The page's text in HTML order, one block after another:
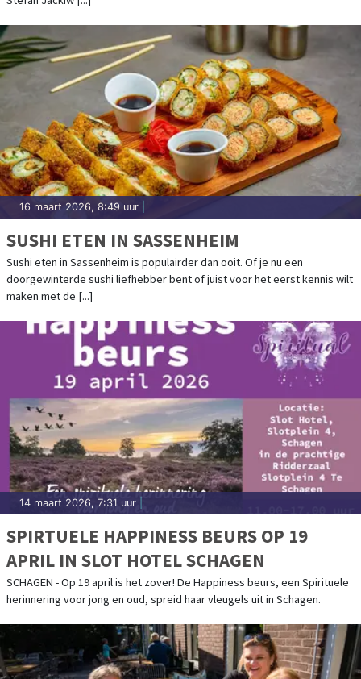
16 maart 2026, 8:49 uur
SUSHI ETEN IN SASSENHEIM
Sushi eten in Sassenheim is populairder dan ooit. Of je nu een
doorgewinterde sushi liefhebber bent of juist voor het eerst kennis wilt
maken met de [...]
14 maart 2026, 7:31 uur
SPIRTUELE HAPPINESS BEURS OP 19
APRIL IN SLOT HOTEL SCHAGEN
SCHAGEN - Op 19 april is het zover! De Happiness beurs, een Spirituele
herinnering voor jong en oud, spreid haar vleugels uit in Schagen.